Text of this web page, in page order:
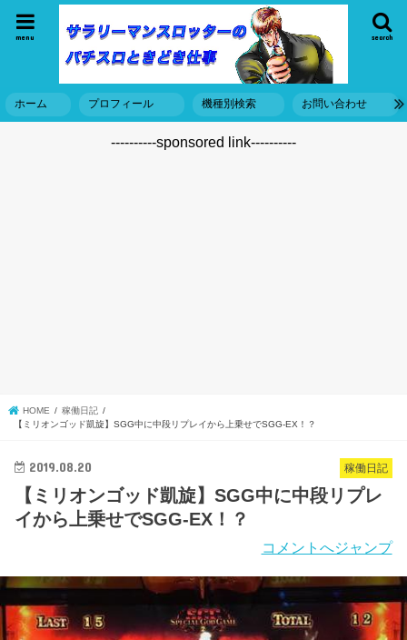
search
menu
ホーム プロフィール 機種別検索 お問い合わせ
----------sponsored link----------
HOME
稼働日記
【ミリオンゴッド凱旋】SGG中に中段リプレイから上乗せでSGG-EX！？
稼働日記
2019.08.20
【ミリオンゴッド凱旋】SGG中に中段リプレ
イから上乗せでSGG-EX！？
コメントへジャンプ